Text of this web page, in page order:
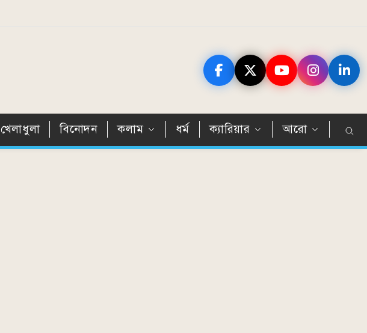
খেলাধুলা বিনোদন কলাম ধর্ম ক্যারিয়ার আরো